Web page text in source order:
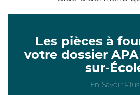
Les pièces à
votre dossier
sur-
En Savoir Plus